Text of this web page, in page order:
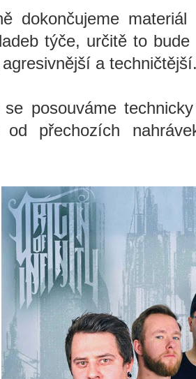
dokončujeme
týče, určitě to
a
posouváme
od přechozích